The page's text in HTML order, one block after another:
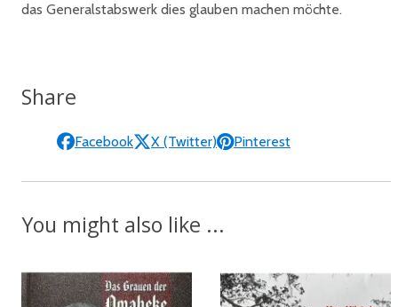
das Generalstabswerk dies glauben machen möchte.
Share
Facebook X (Twitter) Pinterest
You might also like ...